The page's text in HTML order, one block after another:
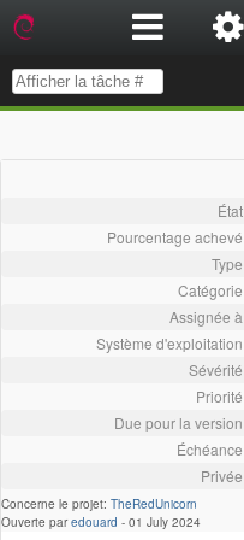
État
Pourcentage achevé
Type
Catégorie
Assignée à
Système d'exploitation
Sévérité
Priorité
Due pour la version
Échéance
Privée
Concerne le projet: TheRedUnicorn
Ouverte paredouard - 01 July 2024